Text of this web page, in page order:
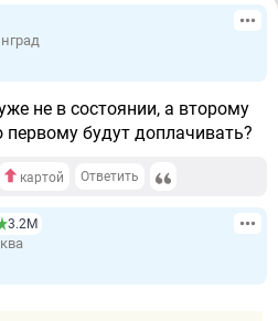
не в состоянии, а второму
первому будут доплачивать?
картой Ответить
3.2М